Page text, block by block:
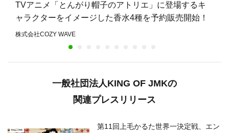
TVアニメ「とんがり帽子のアトリエ」に登場するキ
ャラクターをイメージした香水4種を予約販売開始！
株式会社COZY WAVE
一般社団法人KING OF JMKの
関連プレスリリース
第11回上毛かるた世界一決定戦、エン